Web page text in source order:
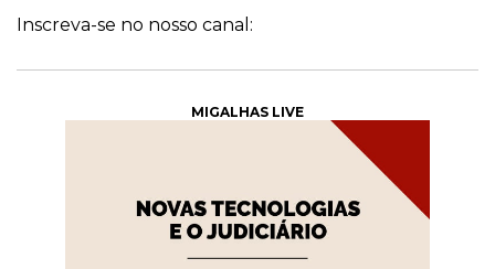
Inscreva-se no nosso canal:
MIGALHAS LIVE